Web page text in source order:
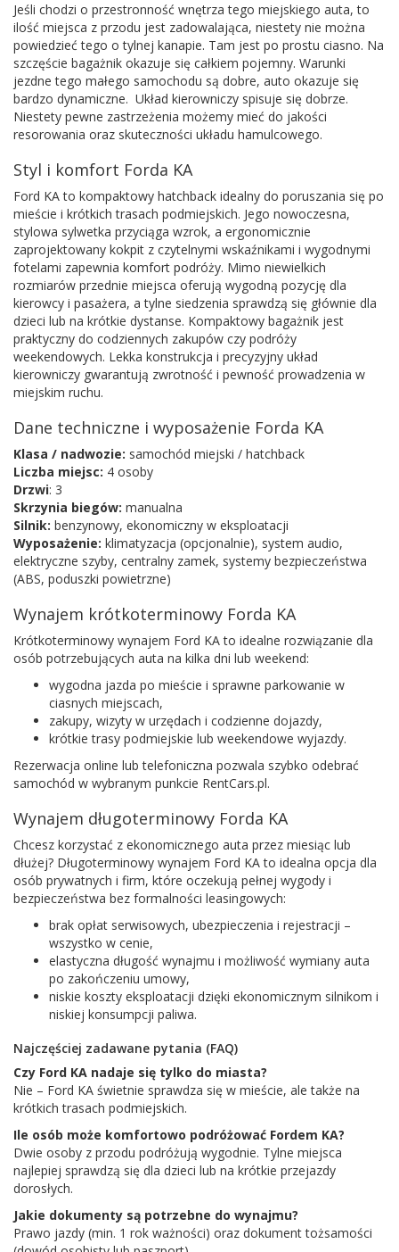
Jeśli chodzi o przestronność wnętrza tego miejskiego auta, to
ilość miejsca z przodu jest zadowalająca, niestety nie można
powiedzieć tego o tylnej kanapie. Tam jest po prostu ciasno. Na
szczęście bagażnik okazuje się całkiem pojemny. Warunki
jezdne tego małego samochodu są dobre, auto okazuje się
bardzo dynamiczne. Układ kierowniczy spisuje się dobrze.
Niestety pewne zastrzeżenia możemy mieć do jakości
resorowania oraz skuteczności układu hamulcowego.
Styl i komfort Forda KA
Ford KA to kompaktowy hatchback idealny do poruszania się po
mieście i krótkich trasach podmiejskich. Jego nowoczesna,
stylowa sylwetka przyciąga wzrok, a ergonomicznie
zaprojektowany kokpit z czytelnymi wskaźnikami i wygodnymi
fotelami zapewnia komfort podróży. Mimo niewielkich
rozmiarów przednie miejsca oferują wygodną pozycję dla
kierowcy i pasażera, a tylne siedzenia sprawdzą się głównie dla
dzieci lub na krótkie dystanse. Kompaktowy bagażnik jest
praktyczny do codziennych zakupów czy podróży
weekendowych. Lekka konstrukcja i precyzyjny układ
kierowniczy gwarantują zwrotność i pewność prowadzenia w
miejskim ruchu.
Dane techniczne i wyposażenie Forda KA
Klasa / nadwozie: samochód miejski / hatchback
Liczba miejsc: 4 osoby
Drzwi: 3
Skrzynia biegów: manualna
Silnik: benzynowy, ekonomiczny w eksploatacji
Wyposażenie: klimatyzacja (opcjonalnie), system audio,
elektryczne szyby, centralny zamek, systemy bezpieczeństwa
(ABS, poduszki powietrzne)
Wynajem krótkoterminowy Forda KA
Krótkoterminowy wynajem Ford KA to idealne rozwiązanie dla
osób potrzebujących auta na kilka dni lub weekend:
wygodna jazda po mieście i sprawne parkowanie w
ciasnych miejscach,
zakupy, wizyty w urzędach i codzienne dojazdy,
krótkie trasy podmiejskie lub weekendowe wyjazdy.
Rezerwacja online lub telefoniczna pozwala szybko odebrać
samochód w wybranym punkcie RentCars.pl.
Wynajem długoterminowy Forda KA
Chcesz korzystać z ekonomicznego auta przez miesiąc lub
dłużej? Długoterminowy wynajem Ford KA to idealna opcja dla
osób prywatnych i firm, które oczekują pełnej wygody i
bezpieczeństwa bez formalności leasingowych:
brak opłat serwisowych, ubezpieczenia i rejestracji –
wszystko w cenie,
elastyczna długość wynajmu i możliwość wymiany auta
po zakończeniu umowy,
niskie koszty eksploatacji dzięki ekonomicznym silnikom i
niskiej konsumpcji paliwa.
Najczęściej zadawane pytania (FAQ)
Czy Ford KA nadaje się tylko do miasta?
Nie – Ford KA świetnie sprawdza się w mieście, ale także na
krótkich trasach podmiejskich.
Ile osób może komfortowo podróżować Fordem KA?
Dwie osoby z przodu podróżują wygodnie. Tylne miejsca
najlepiej sprawdzą się dla dzieci lub na krótkie przejazdy
dorosłych.
Jakie dokumenty są potrzebne do wynajmu?
Prawo jazdy (min. 1 rok ważności) oraz dokument tożsamości